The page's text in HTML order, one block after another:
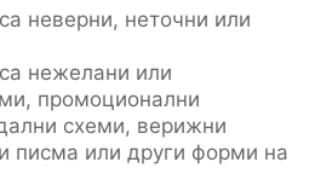
неверни, неточни или
нежелани или
промоционални
схеми, верижни
писма или други форми на